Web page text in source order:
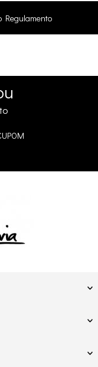
Regulamento
e Boleto